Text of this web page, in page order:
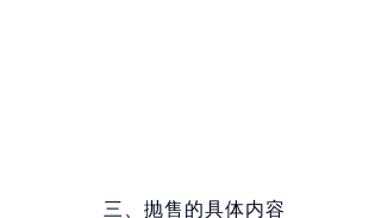
三、抛售的具体内容